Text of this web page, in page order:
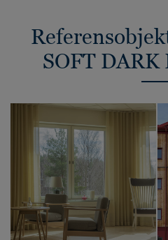
SOFT DARK